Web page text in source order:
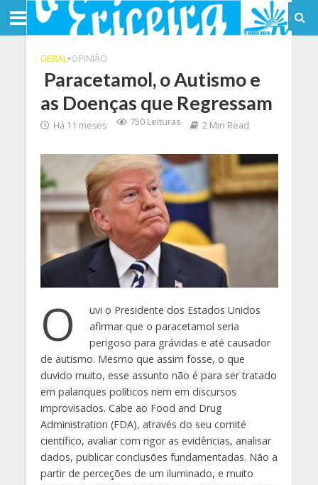
GERAL•OPINIÃO
Paracetamol, o Autismo e
as Doenças que Regressam
Há 11 meses 750 Leituras 2 Min Read
O
uvi o Presidente dos Estados Unidos
afirmar que o paracetamol seria
perigoso para grávidas e até causador
de autismo. Mesmo que assim fosse, o que
duvido muito, esse assunto não é para ser tratado
em palanques políticos nem em discursos
improvisados. Cabe ao Food and Drug
Administration (FDA), através do seu comité
científico, avaliar com rigor as evidências, analisar
dados, publicar conclusões fundamentadas. Não a
partir de perceções de um iluminado, e muito